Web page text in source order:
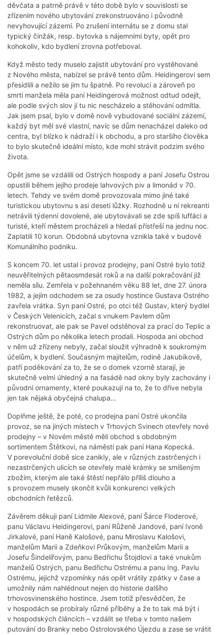
děvčata a patrně právě v této době bylo v souvislosti se
zřízením nového ubytování zrekonstruováno i původně
nevyhovující zázemí. Po zrušení internátu se z domu stal
typický činžák, resp. bytovka s nájemními byty, opět pro
kohokoliv, kdo bydlení zrovna potřeboval.
Když město tedy muselo zajistit ubytování pro vystěhované
z Nového města, nabízel se právě tento dům. Heidingerovi sem
přesídlili a nežilo se jim tu špatně. Po revoluci a zároveň po
smrti manžela měla paní Heidingerová možnost odtud odejít,
ale podle svých slov jí tu nic nescházelo a stěhování odmítla.
Jak jsem psal, bylo v domě nově vybudované sociální zázemí,
každý byt měl své vlastní, navíc se dům nenacházel daleko od
centra, byl blízko k nádraží i k obchodu, a pro staršího člověka
to bylo skutečně ideální místo, kde mohl strávit podzim svého
života.
Opět jsme se vzdálili od Ostrých hospody a paní Josefu Ostrou
opustili během jejího prodeje lahvových piv a limonád v 70.
letech. Tehdy ve svém domě provozovala mimo jiné také
turistickou ubytovnu s asi deseti lůžky. Rozhodně u ní rekreanti
netrávili týdenní dovolené, ale ubytovávali se zde spíš lufťáci a
turisté, kteří městem procházeli a hledali přístřeší na jednu noc.
Zaplatili 10 korun. Obdobná ubytovna vznikla také v budově
Komunálního podniku.
S koncem 70. let ustal i provoz prodejny, paní Ostré bylo totiž
neuvěřitelných pětaosmdesát roků a na další pokračování již
neměla sílu. Zemřela v požehnaném věku 88 let, dne 27. února
1982, a jejím odchodem se za osudy hostince Gustava Ostrého
zavřela vrátka. Syn paní Ostré, po otci též Gustav, který bydlel
v Českých Velenicích, začal s vnukem Pavlem dům
rekonstruovat, ale pak se Pavel odstěhoval za prací do Teplic a
Ostrých dům po několika letech prodali. Hospoda ani obchod
v něm už zřízeny nebyly, začal sloužit výhradně k soukromým
účelům, k bydlení. Současným majitelům, rodině Jakubíkově,
patří poděkování za to, že se o domek vzorně starají, je
skutečně velmi úhledný a na fasádě nad okny byly zachovány i
původní ornamenty, které poukazují na to, že to dříve nebyla
jen tak nějaká obyčejná chalupa…
Doplňme ještě, že poté, co prodejna paní Ostré ukončila
provoz, se na jiných místech v Trhových Svinech otevřely nové
prodejny – v Novém městě měli obchod s obdobným
sortimentem Štětkovi, na náměstí pak paní Hana Kopecká.
V porevoluční době sice zanikly, ale v různých zastrčených i
nezastrčených ulicích se otevřely malé krámky se smíšeným
zbožím, kterým ale také štěstí nepřálo příliš dlouho a
s provozem musely skončit kvůli konkurenci velkých
obchodních řetězců.
Závěrem děkuji paní Lidmile Alexové, paní Šárce Floderové,
panu Václavu Heidingerovi, paní Růženě Jandové, paní Ivoně
Jirkalové, paní Haně Kalošové, panu Miroslavu Kalošovi,
manželům Marii a Zdeňkovi Průkovým, manželům Marii a
Josefu Šindelířovým, panu Bedřichu Štojdlovi a také vnukům
manželů Ostrých, panu Bedřichu Ostrému a panu Ing. Pavlu
Ostrému, jejichž vzpomínky nás opět vrátily zpátky v čase a
umožnily nám nahlédnout nejen do historie dalšího
trhovosvinenského hostince. Jsem totiž přesvědčen, že
v hospodách se probíraly různé příběhy a že to tak má být i
v hospodských článcích – vzdálit se třeba v tomto našem
putování do Branky nebo Ostrolovského Újezdu a zase se vrátit